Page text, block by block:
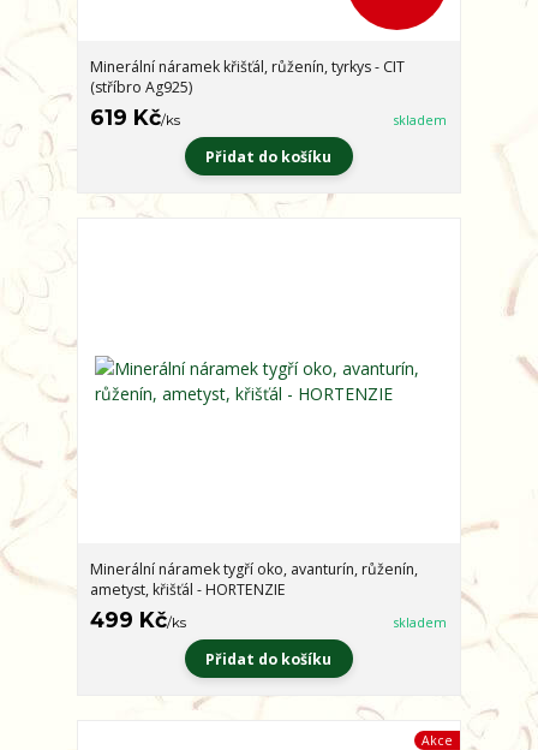
Minerální náramek křišťál, růženín, tyrkys - CIT
(stříbro Ag925)
619 Kč/ks skladem
Přidat do košíku
Minerální náramek tygří oko, avanturín, růženín,
ametyst, křišťál - HORTENZIE
499 Kč/ks skladem
Přidat do košíku
Akce